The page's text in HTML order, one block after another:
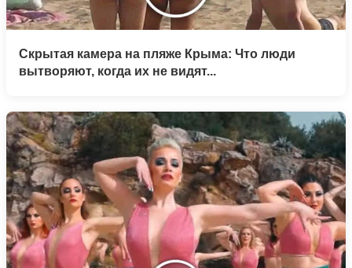
Скрытая камера на пляже Крыма: Что люди
вытворяют, когда их не видят...